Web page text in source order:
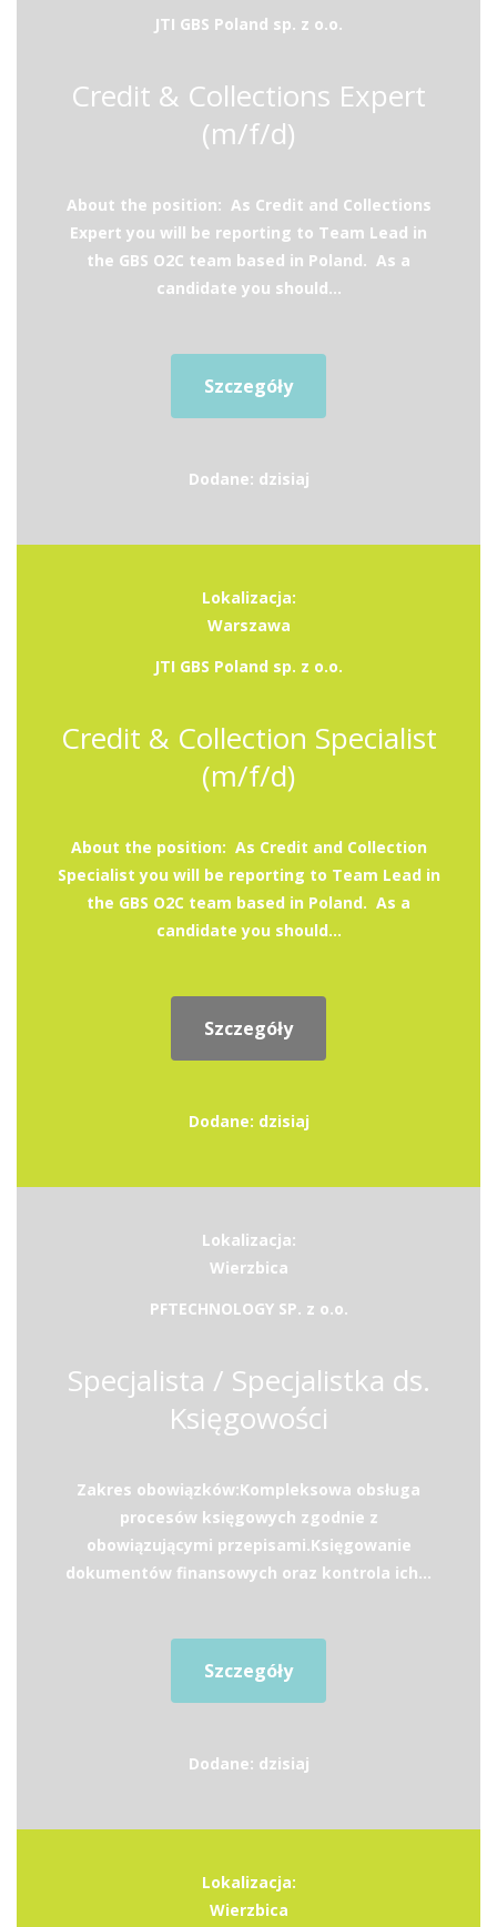
JTI GBS Poland sp. z o.o.
Credit & Collections Expert
(m/f/d)
About the position: As Credit and Collections
Expert you will be reporting to Team Lead in
the GBS O2C team based in Poland. As a
candidate you should...
Szczegóły
Dodane: dzisiaj
Lokalizacja:
Warszawa
JTI GBS Poland sp. z o.o.
Credit & Collection Specialist
(m/f/d)
About the position: As Credit and Collection
Specialist you will be reporting to Team Lead in
the GBS O2C team based in Poland. As a
candidate you should...
Szczegóły
Dodane: dzisiaj
Lokalizacja:
Wierzbica
PFTECHNOLOGY SP. z o.o.
Specjalista / Specjalistka ds.
Księgowości
Zakres obowiązków:Kompleksowa obsługa
procesów księgowych zgodnie z
obowiązującymi przepisami.Księgowanie
dokumentów finansowych oraz kontrola ich...
Szczegóły
Dodane: dzisiaj
Lokalizacja:
Wierzbica